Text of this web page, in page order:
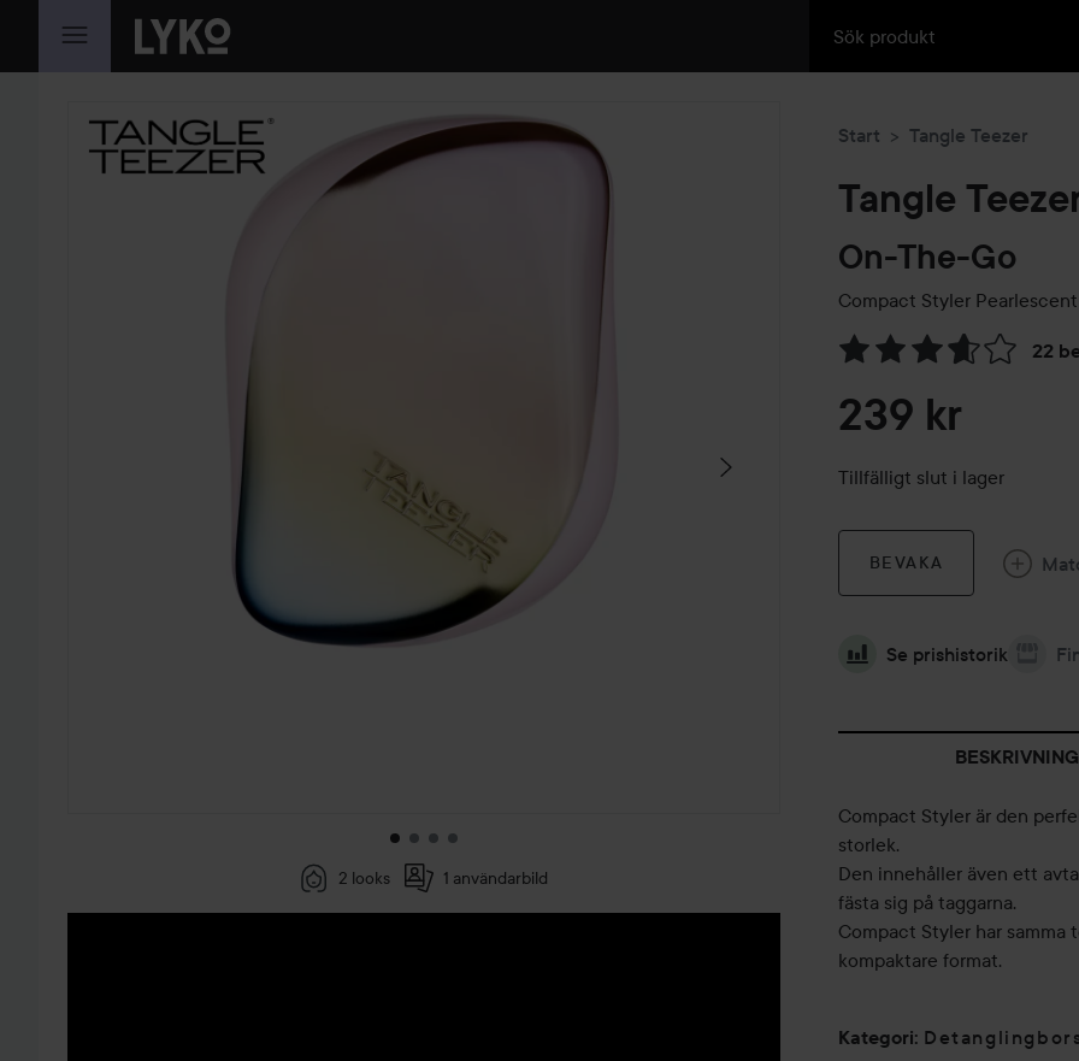
HOPPA TILL INNEHÅLLET
HOPPA ÖVER SEKTIONEN
2 looks 1 användarbild
Start Tangle Teezer
Tangle
On-The-Go
Compact Styler
22
Hoppa till Betyg &
239 kr
Tillfälligt slut i lager
BEVAKA
Se prishistorik
BESKRIVNING
Compact Styler är den
storlek.
Den innehåller även ett
fästa sig på taggarna.
Compact Styler har
kompaktare format.
Kategori: